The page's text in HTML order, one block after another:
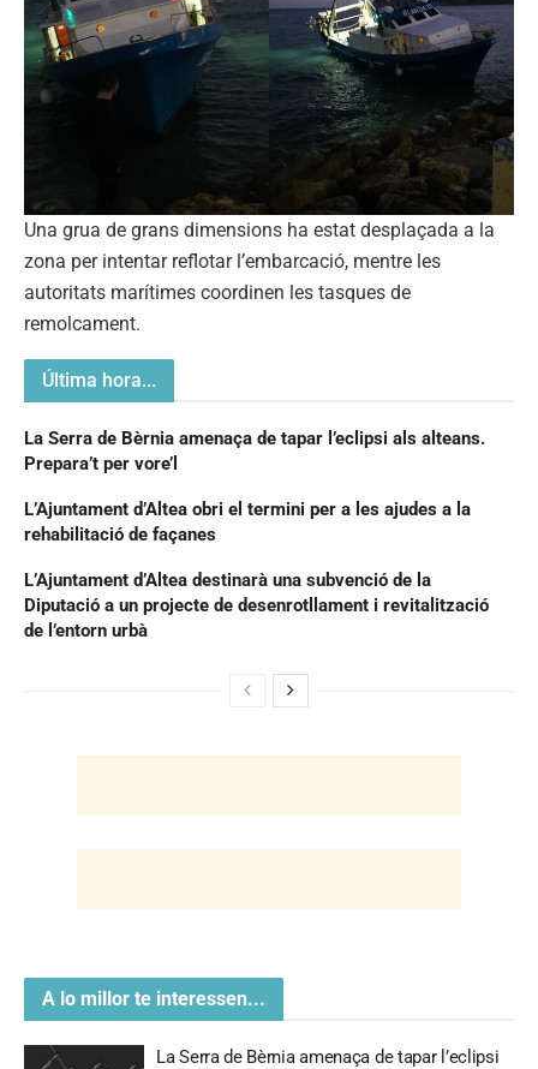
Una grua de grans dimensions ha estat desplaçada a la
zona per intentar reflotar l’embarcació, mentre les
autoritats marítimes coordinen les tasques de
remolcament.
Última hora...
La Serra de Bèrnia amenaça de tapar l’eclipsi als alteans.
Prepara’t per vore’l
L’Ajuntament d’Altea obri el termini per a les ajudes a la
rehabilitació de façanes
L’Ajuntament d’Altea destinarà una subvenció de la
Diputació a un projecte de desenrotllament i revitalització
de l’entorn urbà
A lo millor te interessen...
La Serra de Bèrnia amenaça de tapar l’eclipsi